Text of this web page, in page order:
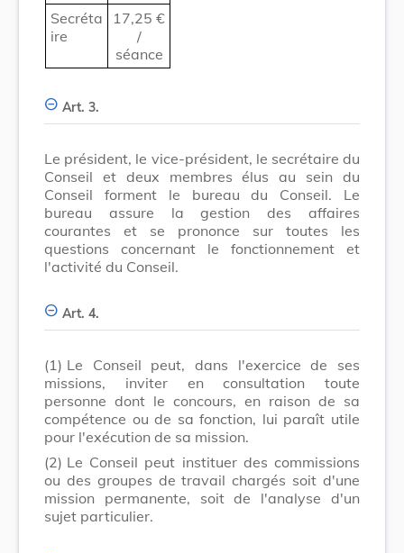
Secréta
ire
17,25 €
/
séance
Art. 3.
Le président, le vice-président, le secrétaire du
Conseil et deux membres élus au sein du
Conseil forment le bureau du Conseil. Le
bureau assure la gestion des affaires
courantes et se prononce sur toutes les
questions concernant le fonctionnement et
l'activité du Conseil.
Art. 4.
(1) Le Conseil peut, dans l'exercice de ses
missions, inviter en consultation toute
personne dont le concours, en raison de sa
compétence ou de sa fonction, lui paraît utile
pour l'exécution de sa mission.
(2) Le Conseil peut instituer des commissions
ou des groupes de travail chargés soit d'une
mission permanente, soit de l'analyse d'un
sujet particulier.